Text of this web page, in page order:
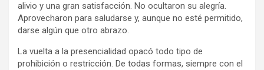
alivio y una gran satisfacción. No ocultaron su alegría.
Aprovecharon para saludarse y, aunque no esté permitido,
darse algún que otro abrazo.
La vuelta a la presencialidad opacó todo tipo de
prohibición o restricción. De todas formas, siempre con el